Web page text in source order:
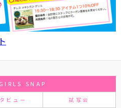
SNAP
ビュー 試写会